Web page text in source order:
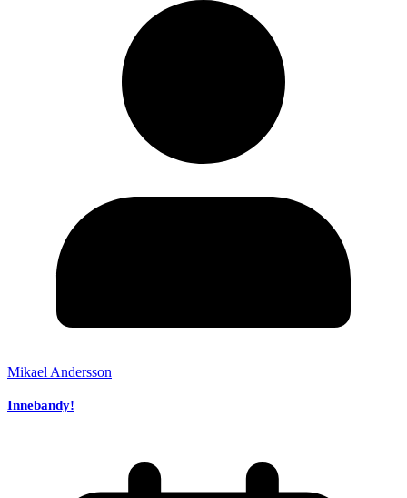
Mikael Andersson
Innebandy!